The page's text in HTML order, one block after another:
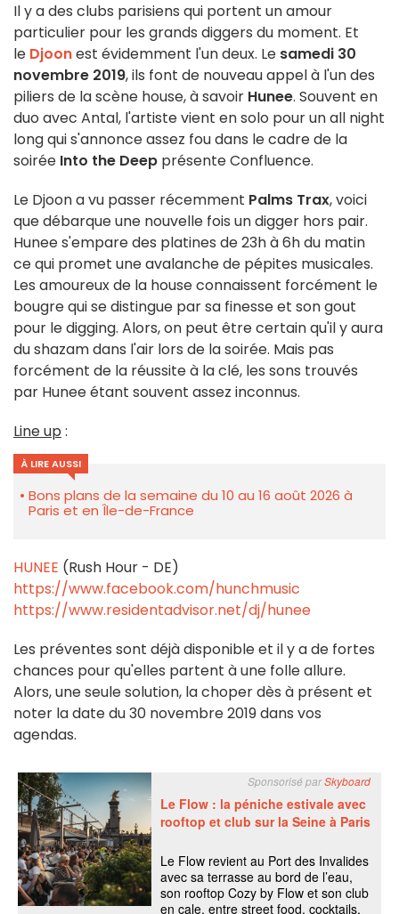
Il y a des clubs parisiens qui portent un amour
particulier pour les grands diggers du moment. Et
le Djoonest évidemment l'un deux. Le samedi 30
novembre 2019, ils font de nouveau appel à l'un des
piliers de la scène house, à savoir Hunee. Souvent en
duo avec Antal, l'artiste vient en solo pour un all night
long qui s'annonce assez fou dans le cadre de la
soirée Into the Deep présente Confluence.
Le Djoon a vu passer récemment Palms Trax, voici
que débarque une nouvelle fois un digger hors pair.
Hunee s'empare des platines de 23h à 6h du matin
ce qui promet une avalanche de pépites musicales.
Les amoureux de la house connaissent forcément le
bougre qui se distingue par sa finesse et son gout
pour le digging. Alors, on peut être certain qu'il y aura
du shazam dans l'air lors de la soirée. Mais pas
forcément de la réussite à la clé, les sons trouvés
par Hunee étant souvent assez inconnus.
Line up :
À LIRE AUSSI
Bons plans de la semaine du 10 au 16 août 2026 à
Paris et en Île-de-France
HUNEE (Rush Hour - DE)
https://www.facebook.com/hunchmusic
https://www.residentadvisor.net/dj/hunee
Les préventes sont déjà disponible et il y a de fortes
chances pour qu'elles partent à une folle allure.
Alors, une seule solution, la choper dès à présent et
noter la date du 30 novembre 2019 dans vos
agendas.